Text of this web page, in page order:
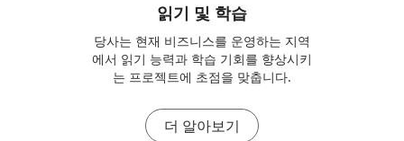
읽기 및 학습
당사는 현재 비즈니스를 운영하는 지역
에서 읽기 능력과 학습 기회를 향상시키
는 프로젝트에 초점을 맞춥니다.
더 알아보기